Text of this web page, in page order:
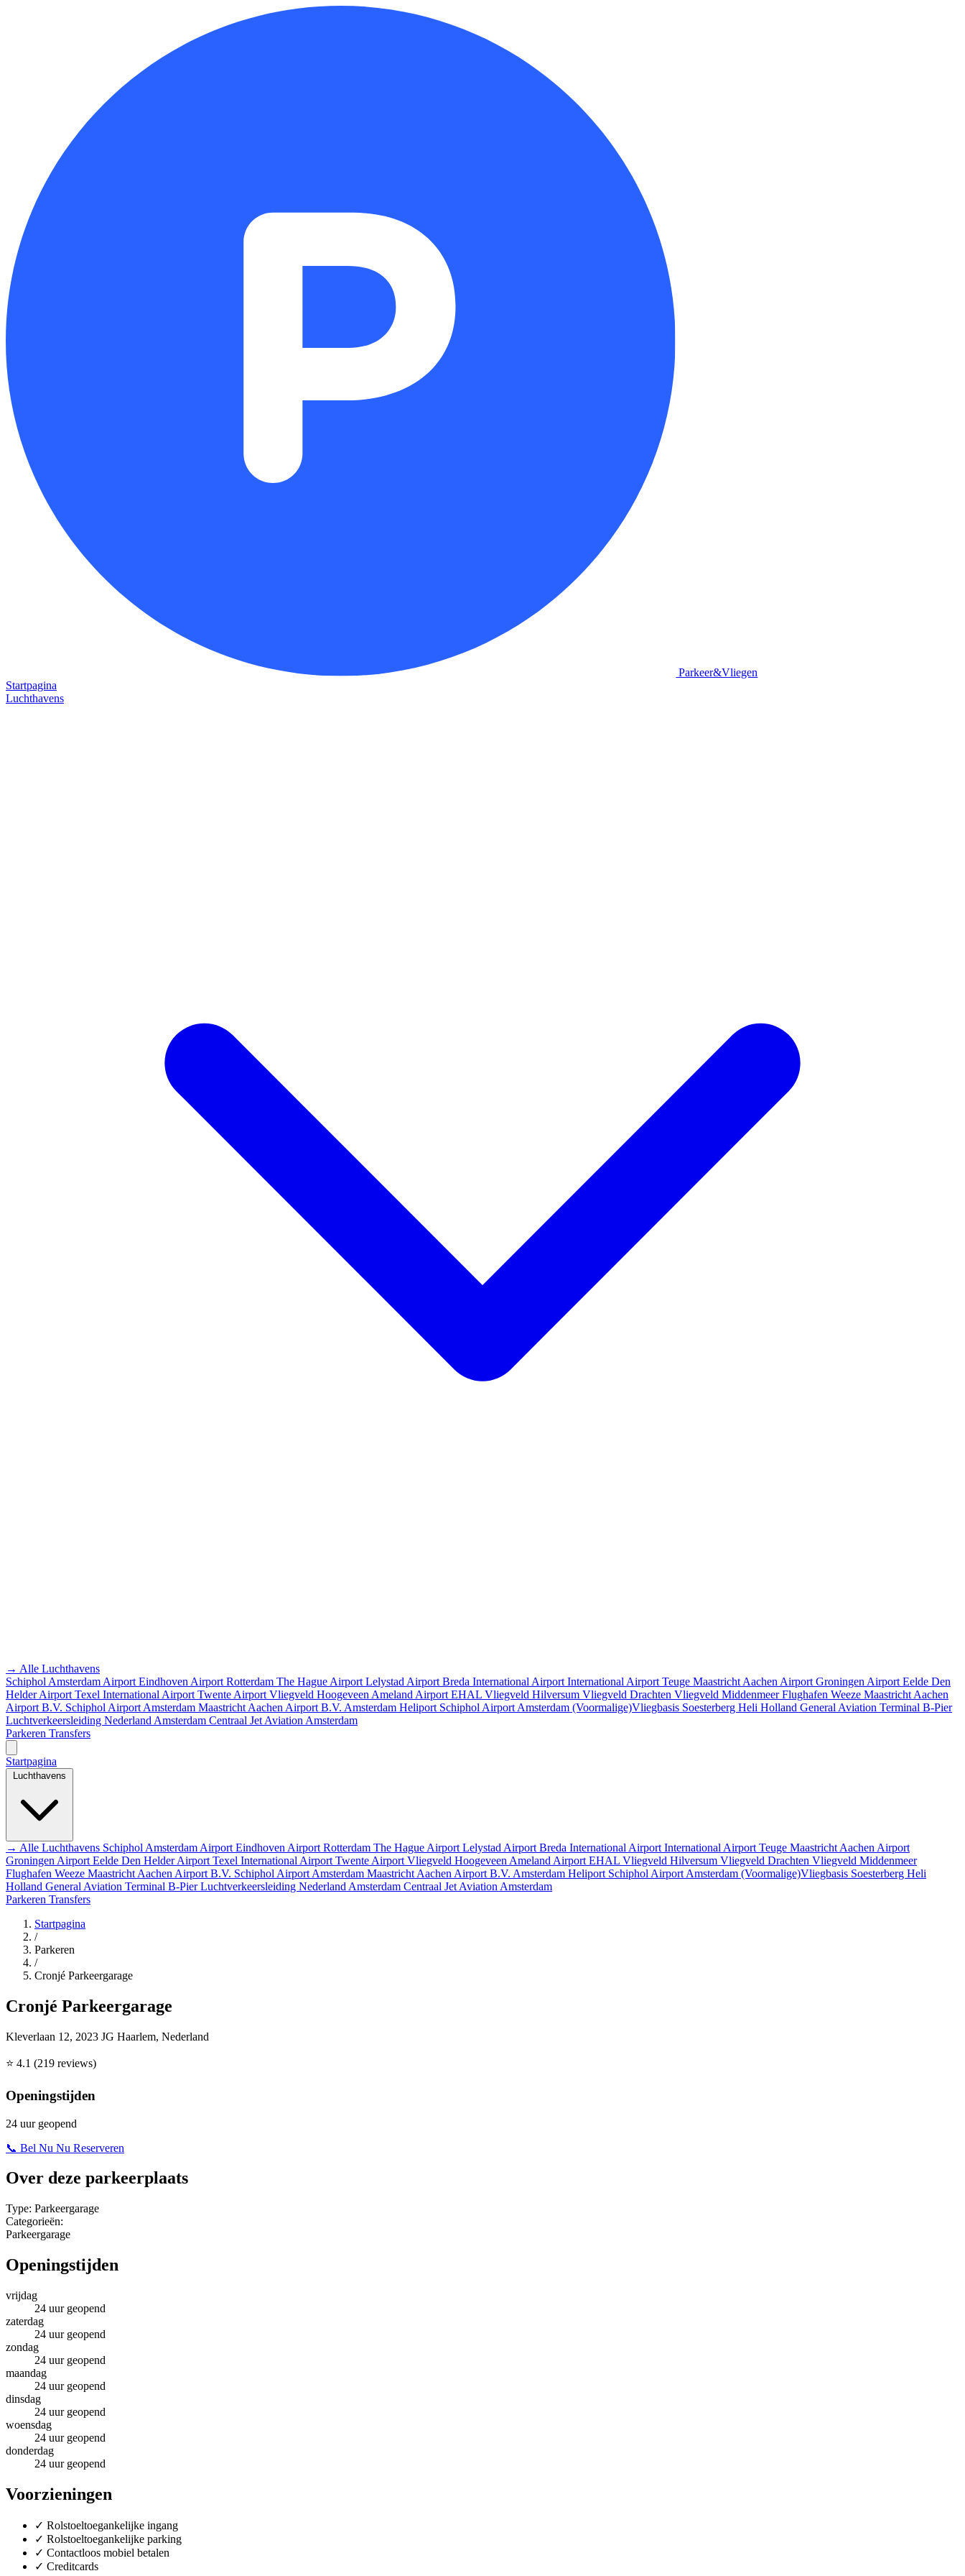
Parkeer&Vliegen
Startpagina
Luchthavens
→ Alle Luchthavens
Schiphol Amsterdam Airport Eindhoven Airport Rotterdam The Hague Airport Lelystad Airport Breda International Airport International Airport Teuge Maastricht Aachen Airport Groningen Airport Eelde Den
Helder Airport Texel International Airport Twente Airport Vliegveld Hoogeveen Ameland Airport EHAL Vliegveld Hilversum Vliegveld Drachten Vliegveld MiddenmeerFlughafen Weeze Maastricht Aachen
Airport B.V. Schiphol Airport Amsterdam Maastricht Aachen Airport B.V. Amsterdam Heliport Schiphol Airport Amsterdam (Voormalige)Vliegbasis Soesterberg Heli Holland General Aviation Terminal B-Pier
Luchtverkeersleiding Nederland Amsterdam Centraal Jet Aviation Amsterdam
Parkeren Transfers
Startpagina
Luchthavens
→ Alle Luchthavens Schiphol Amsterdam Airport Eindhoven Airport Rotterdam The Hague Airport Lelystad Airport Breda International Airport International Airport Teuge Maastricht Aachen Airport
Groningen Airport Eelde Den Helder Airport Texel International Airport Twente Airport Vliegveld Hoogeveen Ameland Airport EHAL Vliegveld Hilversum Vliegveld Drachten Vliegveld Middenmeer
Flughafen Weeze Maastricht Aachen Airport B.V. Schiphol Airport Amsterdam Maastricht Aachen Airport B.V. Amsterdam Heliport Schiphol Airport Amsterdam (Voormalige)Vliegbasis Soesterberg Heli
Holland General Aviation Terminal B-PierLuchtverkeersleiding Nederland Amsterdam Centraal Jet Aviation Amsterdam
Parkeren Transfers
Startpagina
/
Parkeren
/
Cronjé Parkeergarage
Cronjé Parkeergarage
Kleverlaan 12, 2023 JG Haarlem, Nederland
⭐ 4.1 (219 reviews)
Openingstijden
24 uur geopend
📞 Bel Nu Nu Reserveren
Over deze parkeerplaats
Type: Parkeergarage
Categorieën:
Parkeergarage
Openingstijden
vrijdag
24 uur geopend
zaterdag
24 uur geopend
zondag
24 uur geopend
maandag
24 uur geopend
dinsdag
24 uur geopend
woensdag
24 uur geopend
donderdag
24 uur geopend
Voorzieningen
✓ Rolstoeltoegankelijke ingang
✓ Rolstoeltoegankelijke parking
✓ Contactloos mobiel betalen
✓ Creditcards